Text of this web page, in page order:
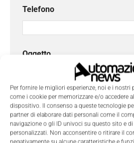
Per fornire le migliori esperienze, noi e i
come i cookie per memorizzare e/o accedere
dispositivo. Il consenso a queste tecnologie
partner di elaborare dati personali come il
navigazione o gli ID univoci su questo sito e
personalizzati. Non acconsentire o ritirare il
Telefono
Oggetto
Messaggio*